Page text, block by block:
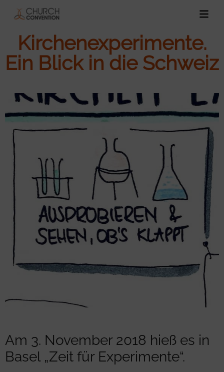
Kirchenexperimente.
Ein Blick in die Schweiz
Am 3. November 2018 hieß es in
Basel „Zeit für Experimente“.